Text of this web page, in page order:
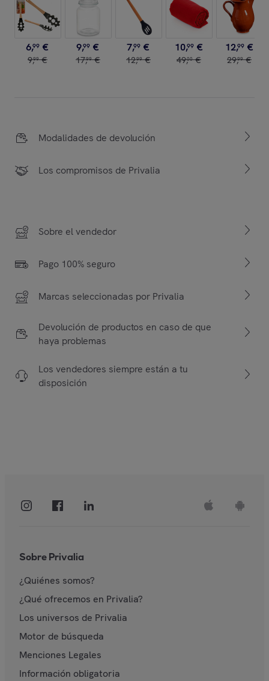
6,99 €
9,99 €
9,99 €
17,99 €
7,99 €
12,99 €
10,99 €
49,00 €
12,99 €
29,99 €
Modalidades de devolución
Los compromisos de Privalia
Sobre el vendedor
Pago 100% seguro
Marcas seleccionadas por Privalia
Devolución de productos en caso de que
haya problemas
Los vendedores siempre están a tu
disposición
Sobre Privalia
¿Quiénes somos?
¿Qué ofrecemos en Privalia?
Los universos de Privalia
Motor de búsqueda
Menciones Legales
Información obligatoria